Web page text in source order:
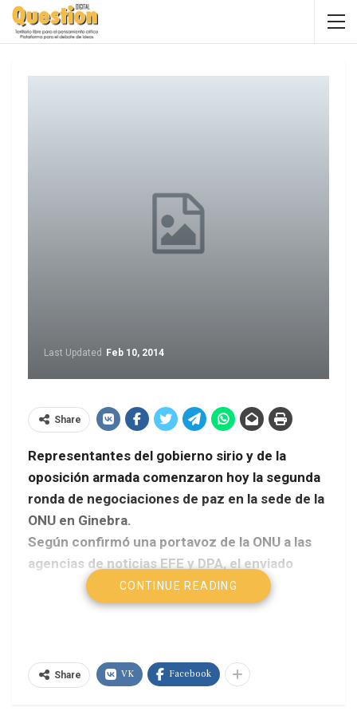
Last Updated Feb 10, 2014
Share
Representantes del gobierno sirio y de la
oposición armada comenzaron hoy la segunda
ronda de negociaciones de paz en la sede de la
ONU en Ginebra.
Según confirmó una portavoz de la ONU a las
agencias de noticias EFE y DPA, el enviado
especial de ese organismo en este proceso,
Lakhdar Brahimi, se reunirá hoy por separado
Telam
CONTINUE READING
Share VK Facebook